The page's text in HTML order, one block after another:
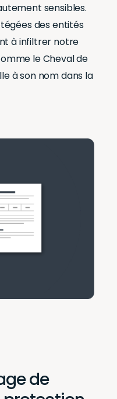
sensibles.
des entités
à infiltrer notre
le Cheval de
à son nom dans la
de